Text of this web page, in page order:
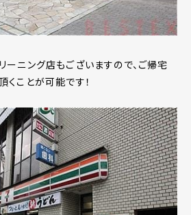
ニング店もございますので、ご帰宅
ことが可能です！